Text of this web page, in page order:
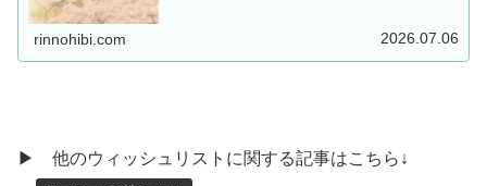
rinnohibi.com 2026.07.06
▶ 他のウィッシュリストに関する記事はこちら↓